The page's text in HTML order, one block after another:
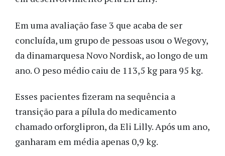
Em uma avaliação fase 3 que acaba de ser
concluída, um grupo de pessoas usou o Wegovy,
da dinamarquesa Novo Nordisk, ao longo de um
ano. O peso médio caiu de 113,5 kg para 95 kg.
Esses pacientes fizeram na sequência a
transição para a pílula do medicamento
chamado orforglipron, da Eli Lilly. Após um ano,
ganharam em média apenas 0,9 kg.